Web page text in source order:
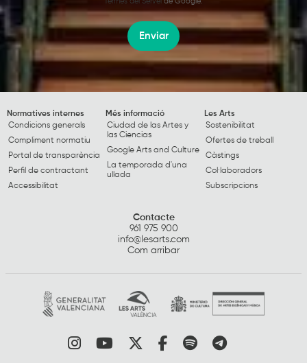
Enviar
Normatives internes
Condicions generals
Compliment normatiu
Portal de transparència
Perfil de contractant
Accessibilitat
Més informació
Ciudad de las Artes y
las Ciencias
Google Arts and Culture
La temporada d'una
ullada
Les Arts
Sostenibilitat
Ofertes de treball
Càstings
Col·laboradors
Subscripcions
Contacte
961 975 900
info@lesarts.com
Com arribar
Link a instagram
Link a youtube
Link a twitter
Link a facebook
Link a spotify
Link a